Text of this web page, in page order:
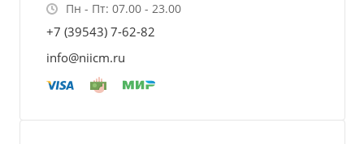
Пн - Пт: 07.00 - 23.00
+7 (39543) 7-62-82
info@niicm.ru